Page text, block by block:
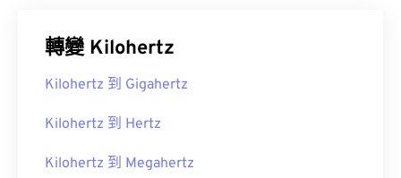
轉變 Kilohertz
Kilohertz 到 Gigahertz
Kilohertz 到 Hertz
Kilohertz 到 Megahertz